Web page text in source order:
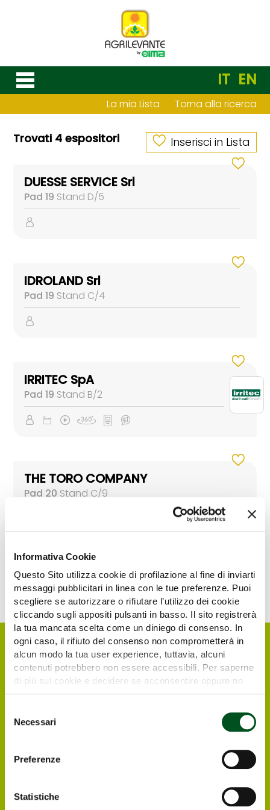
Informativa Cookie
Questo Sito utilizza cookie di profilazione al fine di inviarti
messaggi pubblicitari in linea con le tue preferenze. Puoi
scegliere se autorizzare o rifiutare l’utilizzo dei cookie
cliccando sugli appositi pulsanti in basso. Il sito registrerà
la tua mancata scelta come un diniego di consenso. In
ogni caso, il rifiuto del consenso non comprometterà in
alcun modo la tua user experience, tuttavia, alcuni
contenuti potrebbero non essere accessibili. Per saperne
di più sui cookie e decidere se acconsentire oppure no
delNecessari
Preferenze
Statistiche
IT EN
La mia Lista Torna alla ricerca
Trovati 4 espositori Inserisci in Lista
DUESSE SERVICE Srl
Pad 19 Stand D/5
IDROLAND Srl
Pad 19 Stand C/4
IRRITEC SpA
Pad 19 Stand B/2
THE TORO COMPANY
Pad 20 Stand C/9
Richiedi il tuo biglietto